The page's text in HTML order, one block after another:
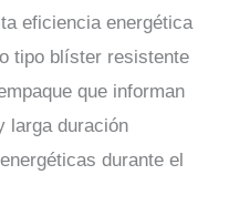
eficiencia energética
tipo blíster resistente
que informan
larga duración
durante el